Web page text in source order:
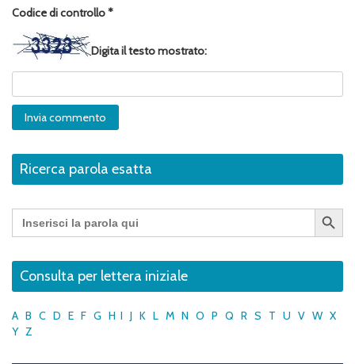
Codice di controllo*
Digita il testo mostrato:
Ricerca parola esatta
Search
for:
Search Button
Consulta per lettera iniziale
A B C D E F G H I J K L M N O P Q R S T U V W X
Y Z